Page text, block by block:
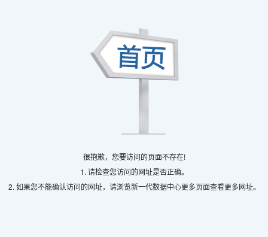
很抱歉，您要访问的页面不存在!
1. 请检查您访问的网址是否正确。
2. 如果您不能确认访问的网址，请浏览新一代数据中心更多页面查看更多网址。